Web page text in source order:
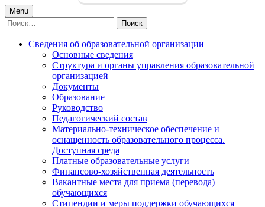
Primary
Menu
Menu
Найти:
Сведения об образовательной организации
Основные сведения
Структура и органы управления образовательной
организацией
Документы
Образование
Руководство
Педагогический состав
Материально-техническое обеспечение и
оснащенность образовательного процесса.
Доступная среда
Платные образовательные услуги
Финансово-хозяйственная деятельность
Вакантные места для приема (перевода)
обучающихся
Стипендии и меры поддержки обучающихся